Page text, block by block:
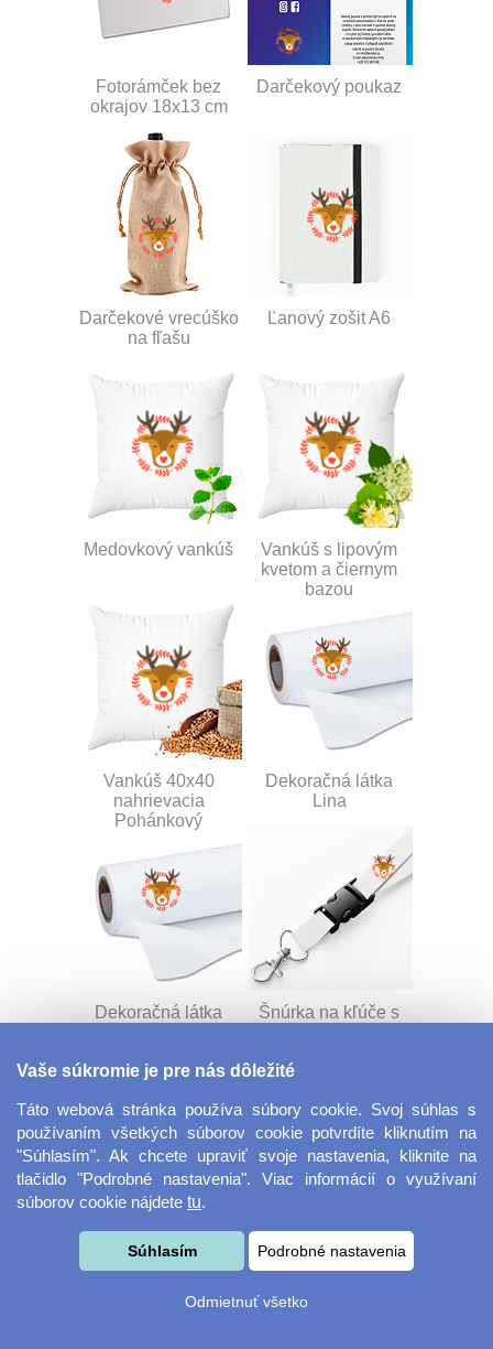
Fotorámček bez
okrajov 18x13 cm
Darčekový poukaz
Darčekové vrecúško
na fľašu
Ľanový zošit A6
Medovkový vankúš
Vankúš s lipovým
kvetom a čiernym
bazou
Vankúš 40x40
nahrievacia
Pohánkový
Dekoračná látka
Lina
Dekoračná látka
Šnúrka na kľúče s
Velkoformátová
Desiatový box
Vaše súkromie je pre nás dôležité
Táto webová stránka používa súbory cookie. Svoj súhlas s
používaním všetkých súborov cookie potvrdíte kliknutím na
"Súhlasím". Ak chcete upraviť svoje nastavenia, kliknite na
tlačidlo "Podrobné nastavenia". Viac informácií o využívaní
súborov cookie nájdete tu.
Súhlasím Podrobné nastavenia
Odmietnuť všetko